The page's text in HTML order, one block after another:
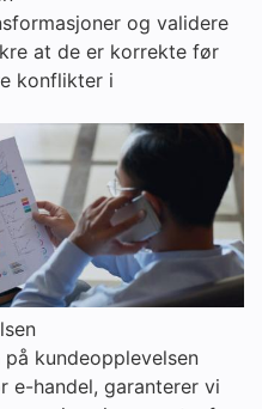
og validere
at de er korrekte før
konflikter i
kundeopplevelsen
e-handel, garanterer vi